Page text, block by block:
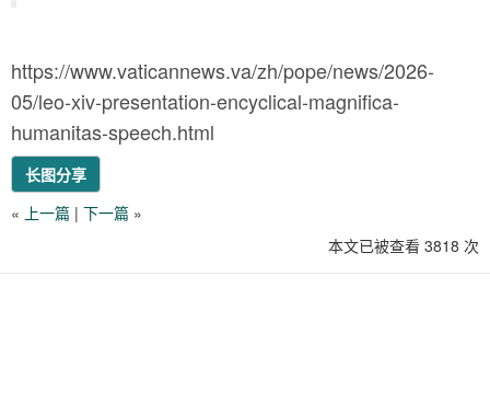
https://www.vaticannews.va/zh/pope/news/2026-
05/leo-xiv-presentation-encyclical-magnifica-
humanitas-speech.html
长图分享
« 上一篇 | 下一篇 »
本文已被查看 3818 次